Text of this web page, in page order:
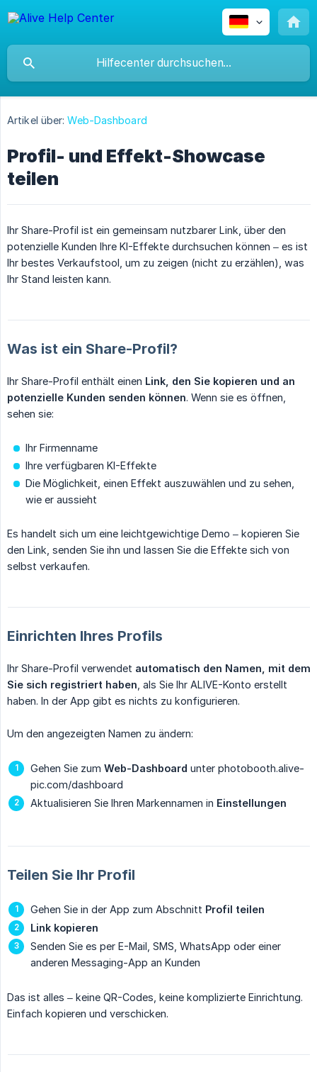
Artikel über: Web-Dashboard
Profil- und Effekt-Showcase
teilen
Ihr Share-Profil ist ein gemeinsam nutzbarer Link, über den
potenzielle Kunden Ihre KI-Effekte durchsuchen können – es ist
Ihr bestes Verkaufstool, um zu zeigen (nicht zu erzählen), was
Ihr Stand leisten kann.
Was ist ein Share-Profil?
Ihr Share-Profil enthält einen Link, den Sie kopieren und an
potenzielle Kunden senden können. Wenn sie es öffnen,
sehen sie:
Ihr Firmenname
Ihre verfügbaren KI-Effekte
Die Möglichkeit, einen Effekt auszuwählen und zu sehen,
wie er aussieht
Es handelt sich um eine leichtgewichtige Demo – kopieren Sie
den Link, senden Sie ihn und lassen Sie die Effekte sich von
selbst verkaufen.
Einrichten Ihres Profils
Ihr Share-Profil verwendet automatisch den Namen, mit dem
Sie sich registriert haben , als Sie Ihr ALIVE-Konto erstellt
haben. In der App gibt es nichts zu konfigurieren.
Um den angezeigten Namen zu ändern:
Gehen Sie zum Web-Dashboard unter photobooth.alive-
pic.com/dashboard
Aktualisieren Sie Ihren Markennamen in Einstellungen
Teilen Sie Ihr Profil
Gehen Sie in der App zum Abschnitt Profil teilen
Link kopieren
Senden Sie es per E-Mail, SMS, WhatsApp oder einer
anderen Messaging-App an Kunden
Das ist alles – keine QR-Codes, keine komplizierte Einrichtung.
Einfach kopieren und verschicken.